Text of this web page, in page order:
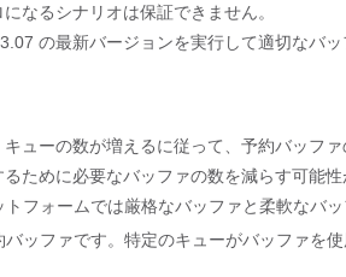
なるシナリオは保証できません。
の最新バージョンを実行して適切なバ
ューの数が増えるに従って、予約バッファ
ために必要なバッファの数を減らす可能性
フォームでは厳格なバッファと柔軟なバッ
バッファです。特定のキューがバッファを